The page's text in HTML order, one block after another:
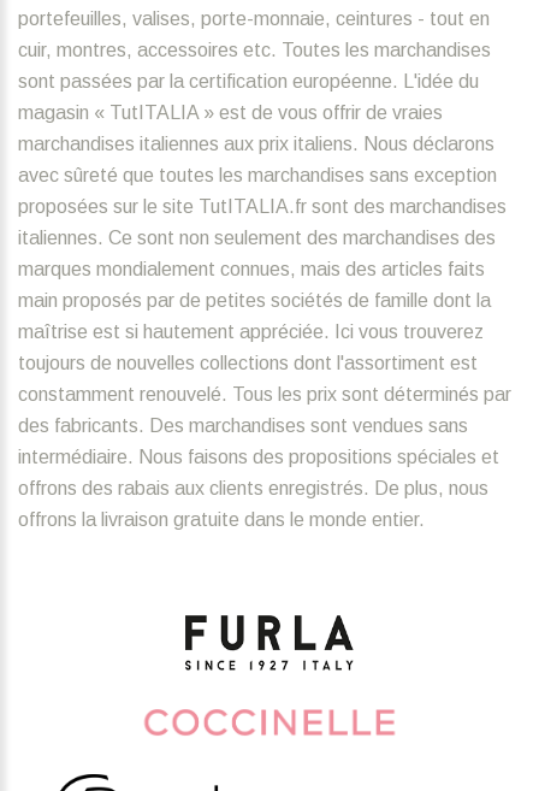
portefeuilles, valises, porte-monnaie, ceintures - tout en
cuir, montres, accessoires etc. Toutes les marchandises
sont passées par la certification européenne. L'idée du
magasin « TutITALIA » est de vous offrir de vraies
marchandises italiennes aux prix italiens. Nous déclarons
avec sûreté que toutes les marchandises sans exception
proposées sur le site TutITALIA.fr sont des marchandises
italiennes. Ce sont non seulement des marchandises des
marques mondialement connues, mais des articles faits
main proposés par de petites sociétés de famille dont la
maîtrise est si hautement appréciée. Ici vous trouverez
toujours de nouvelles collections dont l'assortiment est
constamment renouvelé. Tous les prix sont déterminés par
des fabricants. Des marchandises sont vendues sans
intermédiaire. Nous faisons des propositions spéciales et
offrons des rabais aux clients enregistrés. De plus, nous
offrons la livraison gratuite dans le monde entier.